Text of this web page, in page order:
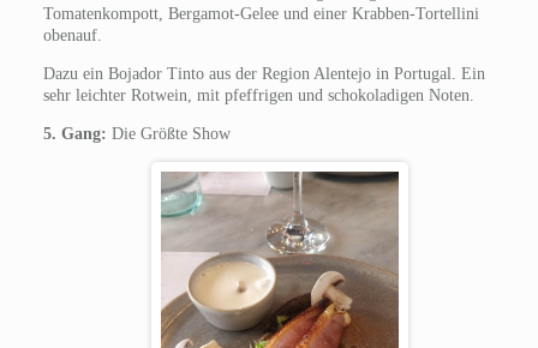
Tomatenkompott, Bergamot-Gelee und einer Krabben-Tortellini
obenauf.
Dazu ein Bojador Tinto aus der Region Alentejo in Portugal. Ein
sehr leichter Rotwein, mit pfeffrigen und schokoladigen Noten.
5. Gang: Die Größte Show